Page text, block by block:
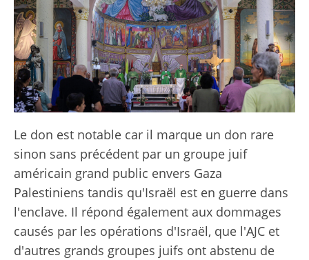
Le don est notable car il marque un don rare
sinon sans précédent par un groupe juif
américain grand public envers Gaza
Palestiniens tandis qu'Israël est en guerre dans
l'enclave. Il répond également aux dommages
causés par les opérations d'Israël, que l'AJC et
d'autres grands groupes juifs ont abstenu de